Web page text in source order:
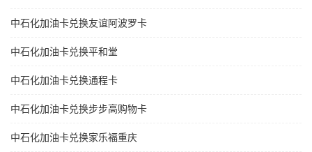
中石化加油卡兑换友谊阿波罗卡
中石化加油卡兑换平和堂
中石化加油卡兑换通程卡
中石化加油卡兑换步步高购物卡
中石化加油卡兑换家乐福重庆